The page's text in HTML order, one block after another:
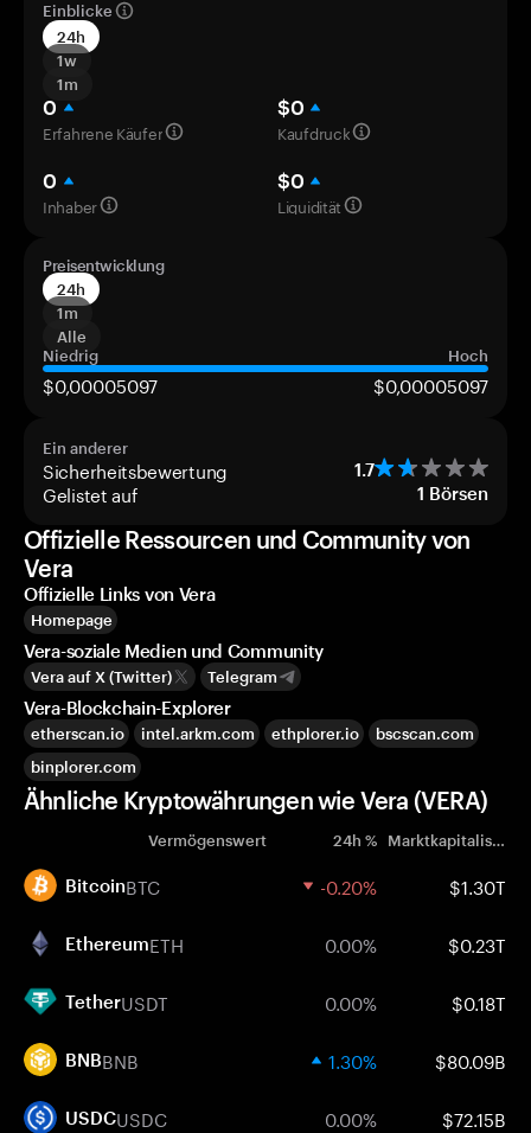
Einblicke
24h
1w
1m
0
Erfahrene Käufer
$0
Kaufdruck
0
Inhaber
$0
Liquidität
Preisentwicklung
24h
1m
Alle
Niedrig
Hoch
$0,00005097 $0,00005097
Ein anderer
Sicherheitsbewertung 1.7
Gelistet auf 1 Börsen
Offizielle Ressourcen und Community von
Vera
Offizielle Links von Vera
Homepage
Vera-soziale Medien und Community
Vera auf X (Twitter) Telegram
Vera-Blockchain-Explorer
etherscan.io intel.arkm.com ethplorer.io
bscscan.com
binplorer.com
Ähnliche Kryptowährungen wie Vera (VERA)
Vermögenswert 24h % Marktkapitalisierung
BitcoinBTC -0.20% $1.30T
EthereumETH 0.00% $0.23T
TetherUSDT 0.00% $0.18T
BNBBNB 1.30% $80.09B
USDCUSDC 0.00% $72.15B